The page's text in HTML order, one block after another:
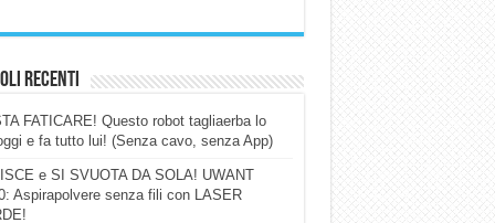
Recenti
FATICARE! Questo robot tagliaerba lo
e fa tutto lui! (Senza cavo, senza App)
e SI SVUOTA DA SOLA! UWANT
Aspirapolvere senza fili con LASER